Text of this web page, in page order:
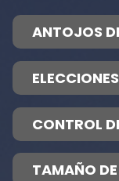
ANTOJOS
CONTROL
TAMAÑO